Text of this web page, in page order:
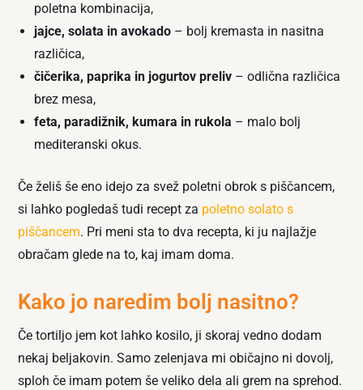
poletna kombinacija,
jajce, solata in avokado – bolj kremasta in nasitna
različica,
čičerika, paprika in jogurtov preliv – odlična različica
brez mesa,
feta, paradižnik, kumara in rukola – malo bolj
mediteranski okus.
Če želiš še eno idejo za svež poletni obrok s piščancem,
si lahko pogledaš tudi recept za poletno solato s
piščancem. Pri meni sta to dva recepta, ki ju najlažje
obračam glede na to, kaj imam doma.
Kako jo naredim bolj nasitno?
Če tortiljo jem kot lahko kosilo, ji skoraj vedno dodam
nekaj beljakovin. Samo zelenjava mi običajno ni dovolj,
sploh če imam potem še veliko dela ali grem na sprehod.